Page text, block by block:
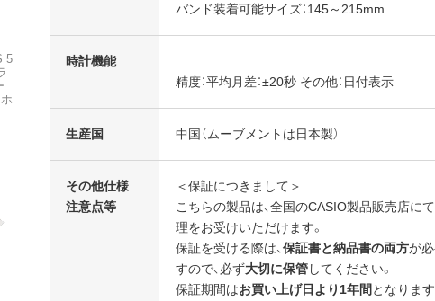
バンド装着可能サイズ：145～215mm
時計機能
精度：平均月差：±20秒 その他：日付表示
生産国 中国（ムーブメントは日本製）
その他仕様
注意点等
＜保証につきまして＞
こちらの製品は、全国のCASIO製品販売店に
理をお受けいただけます。
保証を受ける際は、保証書と納品書の両方が
すので、必ず大切に保管してください。
保証期間はお買い上げ日より1年間 となります
5